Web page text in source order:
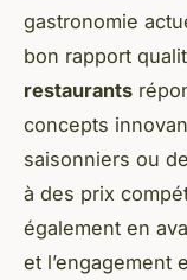
gastronomie
bon rapport
restaurants
concepts
saisonniers ou
à des prix
également en
et l’engagement